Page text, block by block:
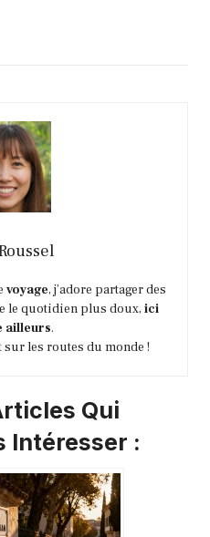
voyage, j’adore partager des
le quotidien plus doux, ici
ailleurs.
les routes du monde !
Qui
Intéresser :